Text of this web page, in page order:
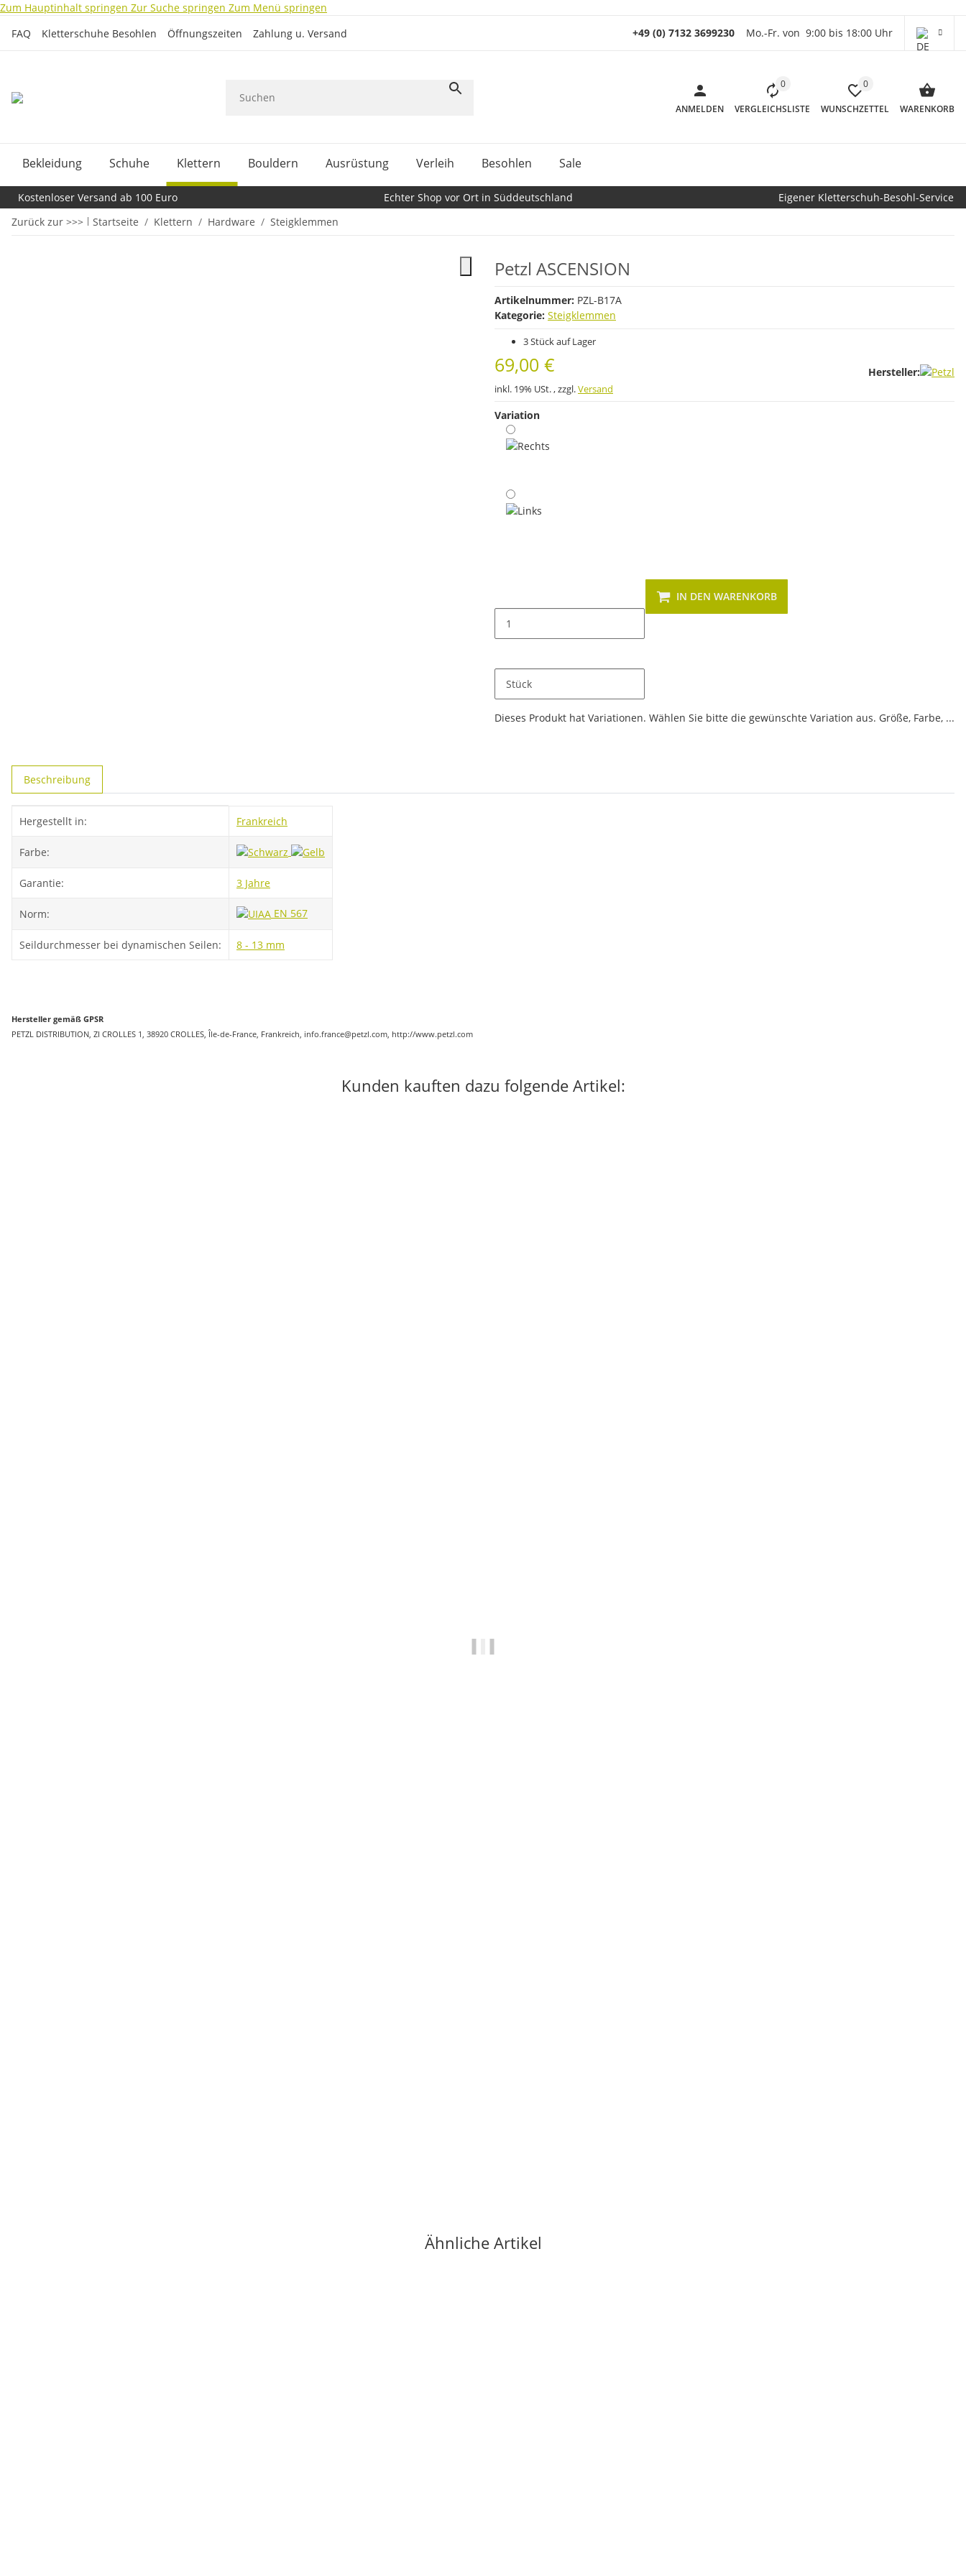
Zum Hauptinhalt springen Zur Suche springen Zum Menü springen
FAQ
Kletterschuhe Besohlen Öffnungszeiten Zahlung u. Versand +49 (0) 7132 3699230 Mo.-Fr. von 9:00 bis 18:00 Uhr
ANMELDEN
0
VERGLEICHSLISTE
0
WUNSCHZETTEL WARENKORB
Bekleidung Schuhe Klettern Bouldern Ausrüstung Verleih Besohlen Sale
Kostenloser Versand ab 100 Euro Echter Shop vor Ort in Süddeutschland
Eigener Kletterschuh-Besohl-Service
Zurück zur >>>
Startseite Klettern Hardware Steigklemmen
Petzl ASCENSION
Artikelnummer: PZL-B17A
Kategorie: Steigklemmen
3 Stück auf Lager
69,00 €
inkl. 19% USt. , zzgl.Versand
Hersteller:
Variation
Rechts
Stück
IN DEN WARENKORB
x
Dieses Produkt hat Variationen. Wählen Sie bitte die gewünschte Variation aus. Größe, Farbe, ...
Beschreibung
Hergestellt in: Frankreich
Farbe:
Garantie: 3 Jahre
Norm: EN 567
Seildurchmesser bei dynamischen Seilen: 8 - 13 mm
Hersteller gemäß GPSR
PETZL DISTRIBUTION, ZI CROLLES 1, 38920 CROLLES, Île-de-France, Frankreich, info.france@petzl.com, http://www.petzl.com
Kunden kauften dazu folgende Artikel:
Ähnliche Artikel